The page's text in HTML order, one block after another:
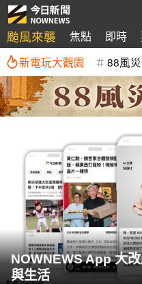
颱風來襲 焦點 即時
新電玩大觀園 88風
NOWNEWS App 大
與生活